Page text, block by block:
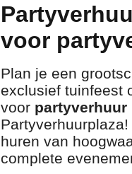
voor
Plan je een
exclusief tuinfeest
voor partyverhuur
huren van
complete